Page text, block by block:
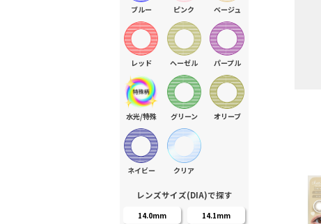
ブルー ピンク ベージュ
レッド ヘーゼル パープル
水光/特殊 グリーン オリーブ
ネイビー クリア
レンズサイズ(DIA)で探す
14.0mm 14.1mm